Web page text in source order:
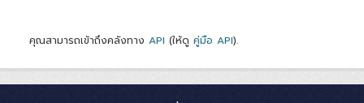
คุณสามารถเข้าถึงคลังทาง API (ให้ดู คู่มือ API).